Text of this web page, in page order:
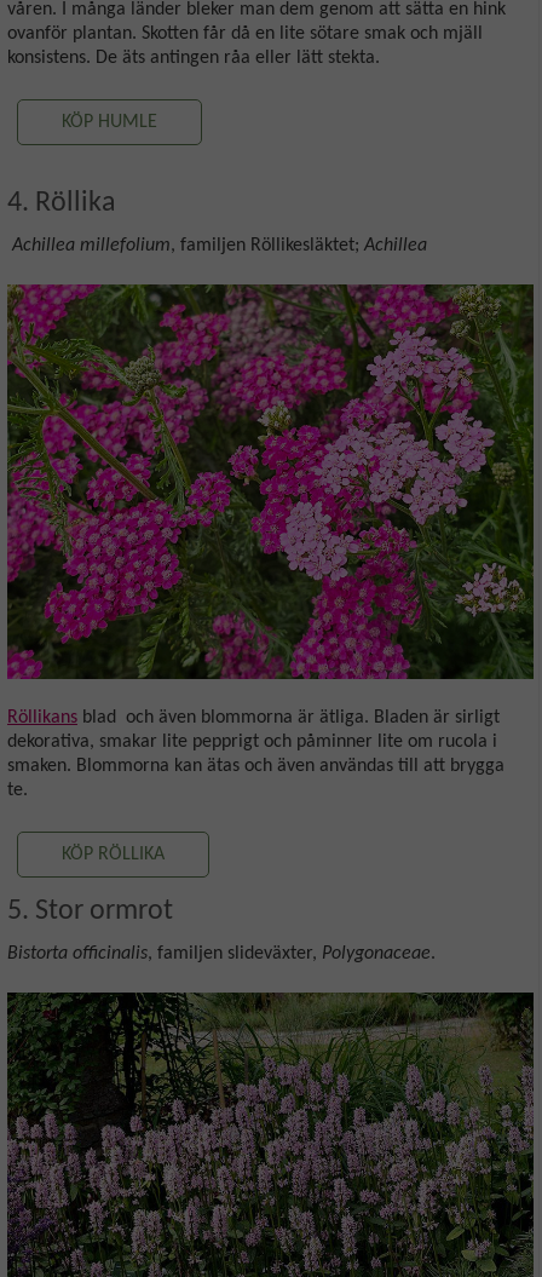
våren. I många länder bleker man dem genom att sätta en hink
ovanför plantan. Skotten får då en lite sötare smak och mjäll
konsistens. De äts antingen råa eller lätt stekta.
KÖP HUMLE
4. Röllika
Achillea millefolium, familjen Röllikesläktet; Achillea
Röllikans blad och även blommorna är ätliga. Bladen är sirligt
dekorativa, smakar lite pepprigt och påminner lite om rucola i
smaken. Blommorna kan ätas och även användas till att brygga
te.
KÖP RÖLLIKA
5. Stor ormrot
Bistorta officinalis, familjen slideväxter, Polygonaceae.